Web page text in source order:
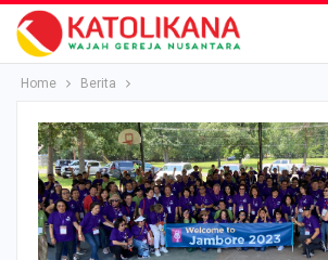
Home Berita